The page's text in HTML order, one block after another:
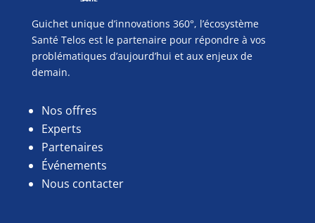
Guichet unique d’innovations 360°, l’écosystème
Santé Telos est le partenaire pour répondre à vos
problématiques d’aujourd’hui et aux enjeux de
demain.
Nos offres
Experts
Partenaires
Événements
Nous contacter